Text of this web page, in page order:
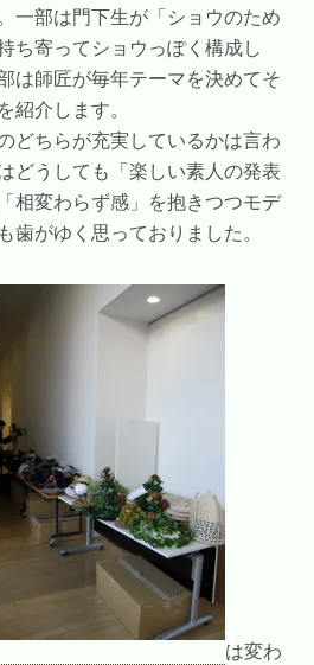
一部は門下生が「ショウのため
ち寄ってショウっぽく構成し
は師匠が毎年テーマを決めてそ
介します。
どちらが充実しているかは言わ
どうしても「楽しい素人の発表
相変わらず感」を抱きつつモデ
歯がゆく思っておりました。
は変わ